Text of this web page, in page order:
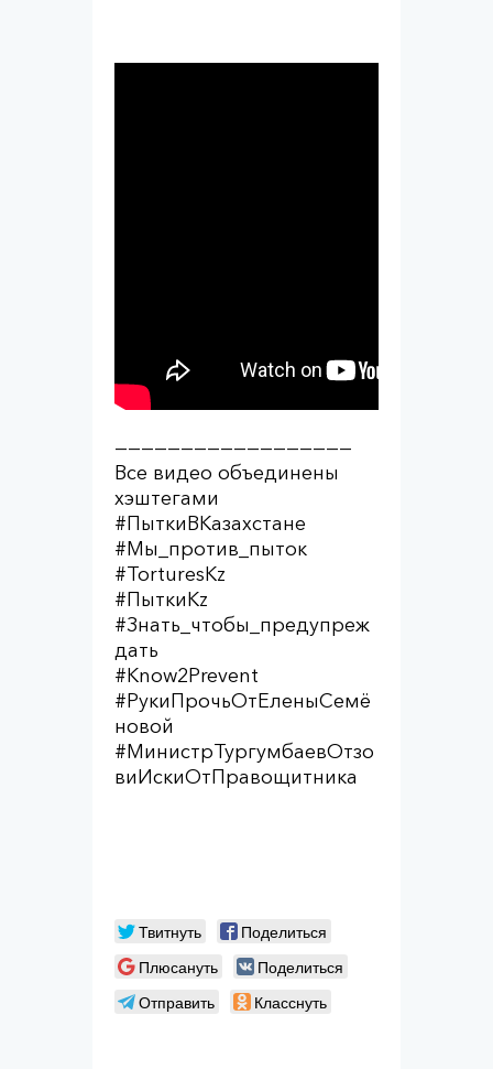
——————————————————
Все видео объединены
хэштегами
#ПыткиВКазахстане
#Мы_против_пыток
#TorturesKz
#ПыткиKz
#Знать_чтобы_предупреж
дать
#Know2Prevent
#РукиПрочьОтЕленыСемё
новой
#МинистрТургумбаевОтзо
виИскиОтПравощитника
Твитнуть
Поделиться
Плюсануть
Поделиться
Отправить
Класснуть